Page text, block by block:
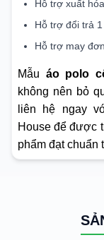
Hỗ trợ xuất
Hỗ trợ đổi trả
Hỗ trợ may
Mẫu áo polo
không nên bỏ
liên hệ ngay
House để được
phẩm đạt chuẩn